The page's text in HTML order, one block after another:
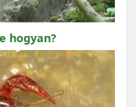
hogyan?